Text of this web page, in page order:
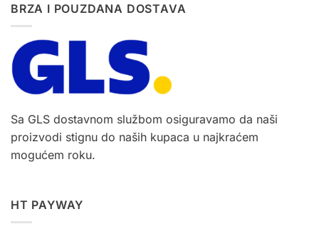
BRZA I POUZDANA DOSTAVA
Sa GLS dostavnom službom osiguravamo da naši
proizvodi stignu do naših kupaca u najkraćem
mogućem roku.
HT PAYWAY